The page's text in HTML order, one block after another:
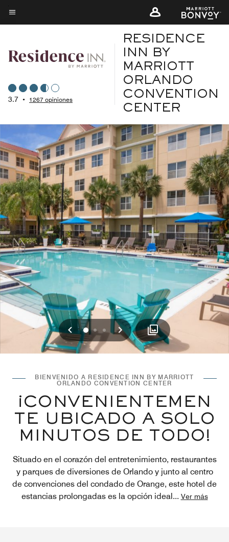
Skip
to
content
Texto del menú
3.7 • 1267 opiniones
RESIDENCE
INN BY
MARRIOTT
ORLANDO
CONVENTION
CENTER
Anterior
012 Siguiente
BIENVENIDO A RESIDENCE INN BY MARRIOTT
ORLANDO CONVENTION CENTER
¡CONVENIENTEMEN
TE UBICADO A SOLO
MINUTOS DE TODO!
Situado en el corazón del entretenimiento, restaurantes
y parques de diversiones de Orlando y junto al centro
de convenciones del condado de Orange, este hotel de
estancias prolongadas es la opción ideal... Ver más